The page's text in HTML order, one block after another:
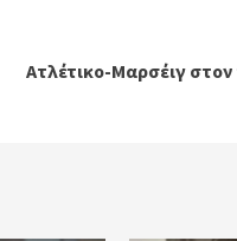
Ατλέτικο-Μαρσέιγ